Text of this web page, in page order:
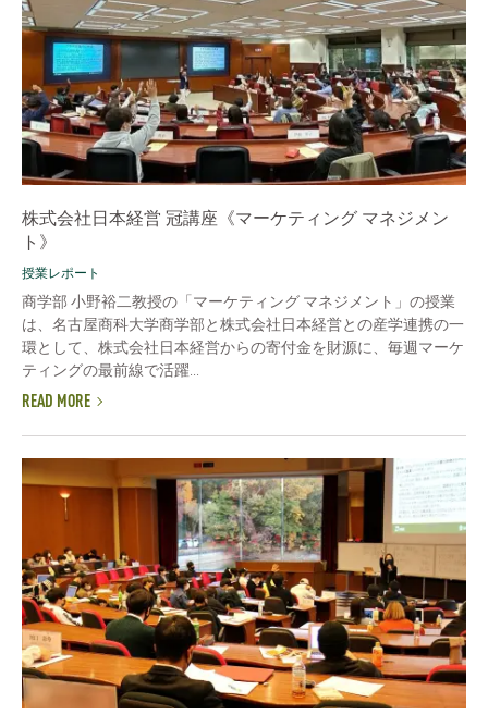
株式会社日本経営 冠講座《マーケティング マネジメン
ト》
授業レポート
商学部 小野裕二教授の「マーケティング マネジメント」の授業
は、名古屋商科大学商学部と株式会社日本経営との産学連携の一
環として、株式会社日本経営からの寄付金を財源に、毎週マーケ
ティングの最前線で活躍...
READ MORE